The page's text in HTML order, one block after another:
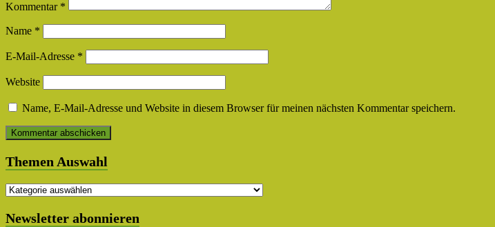
Kommentar *
Name *
E-Mail-Adresse *
Website
Name, E-Mail-Adresse und Website in diesem Browser für meinen nächsten Kommentar speichern.
Themen Auswahl
Themen
Newsletter abonnieren